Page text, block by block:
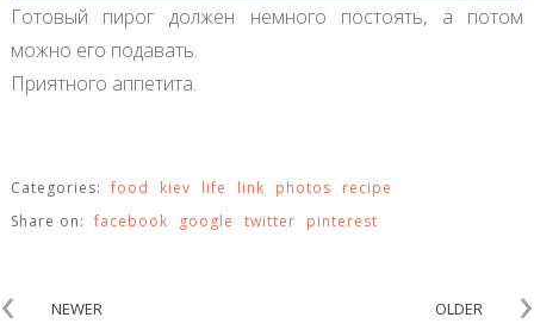
Готовый пирог должен немного постоять, а потом
можно его подавать.
Приятного аппетита.
Categories: food kiev life link photos
recipe
Share on: facebook google twitter pinterest
‹ NEWER OLDER ›